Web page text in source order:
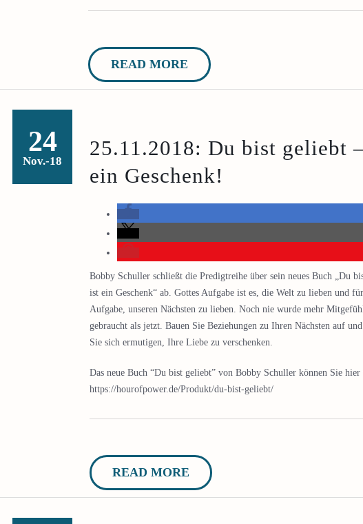
READ MORE
24
Nov.-18
25.11.2018: Du bist geliebt
ein Geschenk!
Bobby Schuller schließt die Predigtreihe über sein neues Buch „Du
ist ein Geschenk“ ab. Gottes Aufgabe ist es, die Welt zu lieben und
Aufgabe, unseren Nächsten zu lieben. Noch nie wurde mehr
gebraucht als jetzt. Bauen Sie Beziehungen zu Ihren Nächsten auf
Sie sich ermutigen, Ihre Liebe zu verschenken.
Das neue Buch “Du bist geliebt” von Bobby Schuller können Sie hier
https://hourofpower.de/Produkt/du-bist-geliebt/
READ MORE